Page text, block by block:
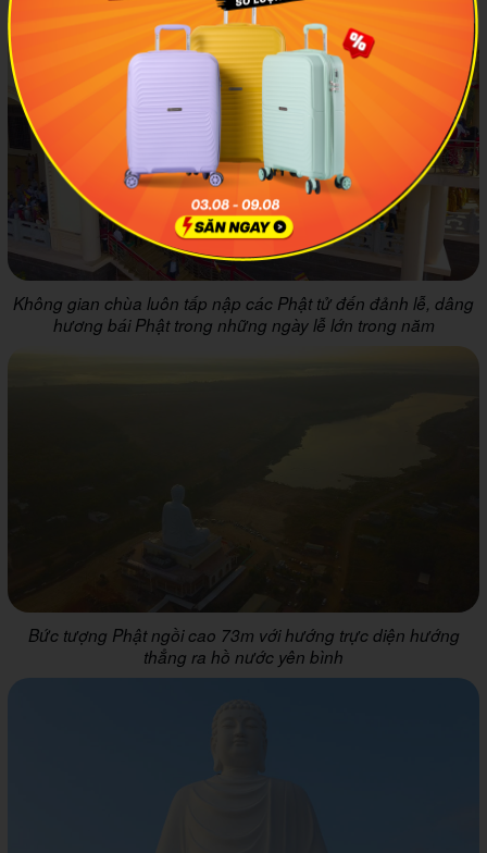
Không gian chùa luôn tấp nập các Phật tử đến đảnh lễ, dâng
hương bái Phật trong những ngày lễ lớn trong năm
Bức tượng Phật ngồi cao 73m với hướng trực diện hướng
thẳng ra hồ nước yên bình